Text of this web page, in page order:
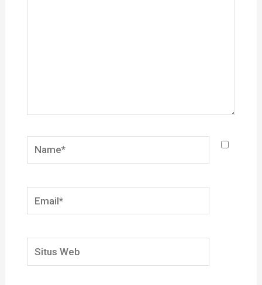
Name*
Email*
Situs
Web